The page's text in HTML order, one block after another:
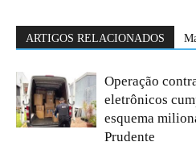
ARTIGOS RELACIONADOS
Operação
eletrônicos
esquema
Prudente